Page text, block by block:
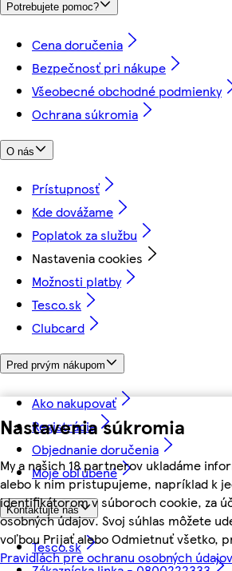
Nastavenia súkromia
My a našich 18 partnerov ukladáme
alebo k nim pristupujeme, napríklad k
identifikátorom v súboroch cookie, za
osobných údajov. Svoj súhlas môžete
voľbou Prijať alebo Odmietnuť všetko,
Pravidlách pre ochranu osobných
Potrebujete pomoc?
Cena doručenia
Bezpečnosť pri nákupe
Všeobecné obchodné podmienky
Ochrana súkromia
O nás
Prístupnosť
Kde dovážame
Poplatok za službu
Nastavenia cookies
Možnosti platby
Tesco.sk
Clubcard
Pred prvým nákupom
Ako nakupovať
Registrácia
Objednanie doručenia
Moje obľúbené
Kontaktujte nás
Tesco.sk